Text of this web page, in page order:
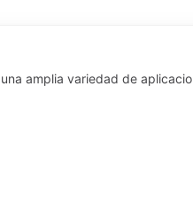
amplia variedad de